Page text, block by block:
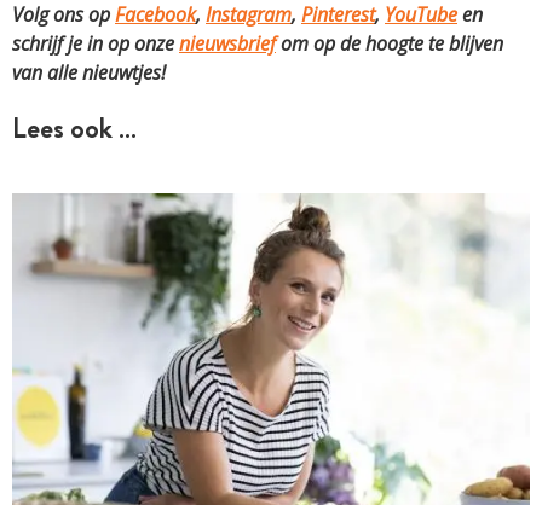
Volg ons opFacebook, Instagram, Pinterest, YouTubeen
schrijf je in op onzenieuwsbriefom op de hoogte te blijven
van alle nieuwtjes!
Lees ook …